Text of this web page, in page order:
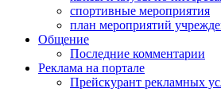
спортивные мероприятия
план мероприятий
Общение
Последние комментарии
Реклама на портале
Прейскурант рекламных